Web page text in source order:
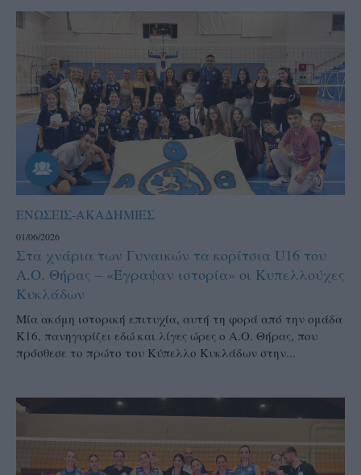
ΕΝΩΣΕΙΣ-ΑΚΑΔΗΜΙΕΣ
01/06/2026
Στα χνάρια των Γυναικών τα κορίτσια U16 του
Α.Ο. Θήρας – «Έγραψαν ιστορία» οι Κυπελλούχες
Κυκλάδων
Μία ακόμη ιστορική επιτυχία, αυτή τη φορά από την ομάδα
Κ16, πανηγυρίζει εδώ και λίγες ώρες ο Α.Ο. Θήρας, που
πρόσθεσε το πρώτο του Κύπελλο Κυκλάδων στην...